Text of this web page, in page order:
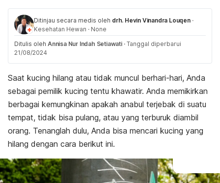
Ditinjau secara medis oleh drh. Hevin Vinandra Louqen ·
Kesehatan Hewan · None
Ditulis oleh Annisa Nur Indah Setiawati · Tanggal diperbarui
21/08/2024
Saat kucing hilang atau tidak muncul berhari-hari, Anda
sebagai pemilik kucing tentu khawatir. Anda memikirkan
berbagai kemungkinan apakah anabul terjebak di suatu
tempat, tidak bisa pulang, atau yang terburuk diambil
orang. Tenanglah dulu, Anda bisa mencari kucing yang
hilang dengan cara berikut ini.